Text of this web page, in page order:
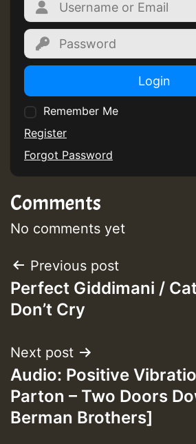
Login
Remember Me
Register
Forgot Password
Comments
No comments yet
Post
navigation
Previous post
Perfect Giddimani /
Don’t Cry
Next post
Audio: Positive
Parton – Two Doors
Berman Brothers]